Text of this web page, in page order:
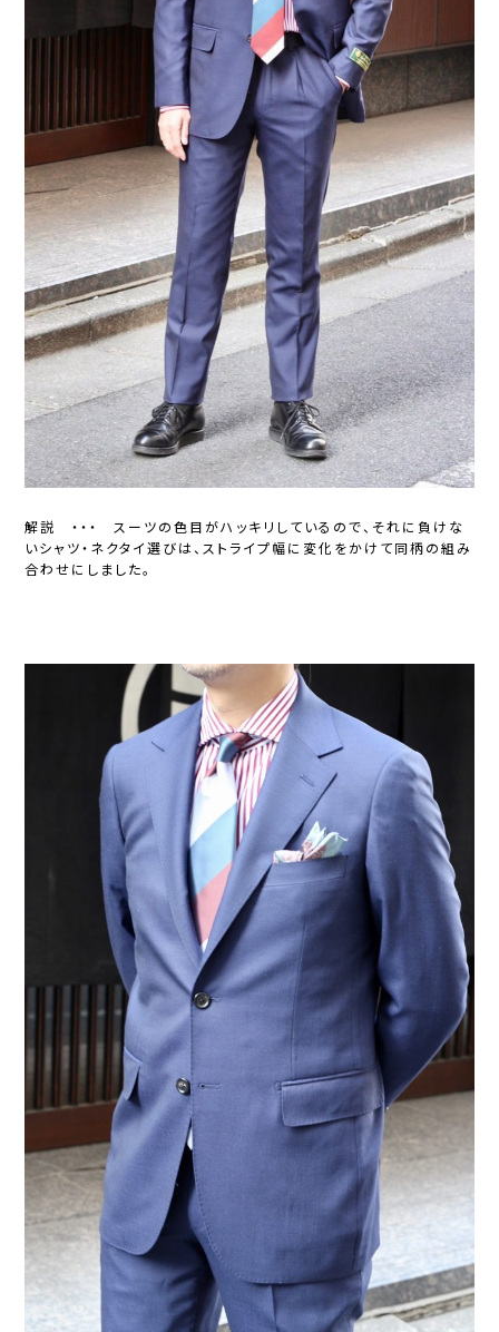
解説 ・・・ スーツの色目がハッキリしているので、それに負けな
いシャツ・ネクタイ選びは、ストライプ幅に変化をかけて同柄の組み
合わせにしました。